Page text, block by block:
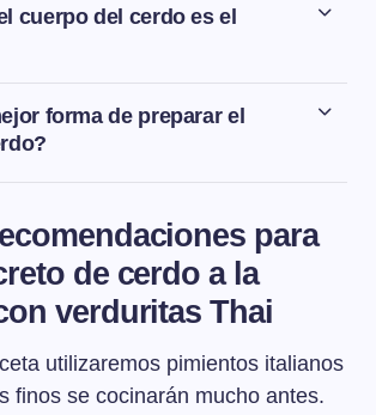
infiltración de grasa en el interior. Al
infiltrada, las formas más apropiadas
interior.
cuerpo del cerdo es el
se sitúa en la parte interna del lomo,
y la panceta. Por eso se llama secreto,
que está escondido entre la paletilla
forma de preparar el
preparar el secreto de cerdo es a la
las formas más apropiadas de
dos porque la carne se pone
gracias a la grasa y muy jugosa
para
de cerdo a la
verduritas Thai
utilizaremos pimientos italianos
finos se cocinarán mucho antes.